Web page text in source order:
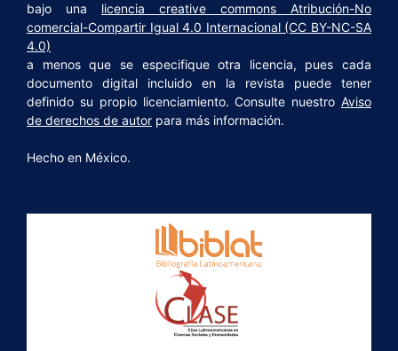
bajo una licencia creative commons Atribución-No
comercial-Compartir Igual 4.0 Internacional (CC BY-NC-SA
4.0)
a menos que se especifique otra licencia, pues cada
documento digital incluido en la revista puede tener
definido su propio licenciamiento. Consulte nuestro Aviso
de derechos de autor para más información.
Hecho en México.